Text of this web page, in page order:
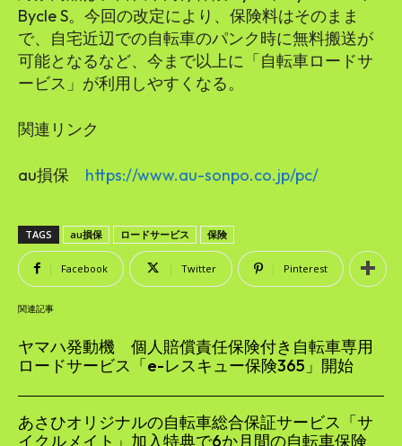
Bycle S。今回の改定により、保険料はそのまま
で、自宅近辺での自転車のパンク時に無料搬送が
可能となるなど、今まで以上に「自転車ロードサ
ービス」が利用しやすくなる。
関連リンク
au損保 https://www.au-sonpo.co.jp/pc/
TAGS au損保 ロードサービス 保険
Facebook Twitter Pinterest
関連記事
ヤマハ発動機 個人賠償責任保険付き自転車専用
ロードサービス「e-レスキュー保険365」開始
あさひオリジナルの自転車総合保証サービス「サ
イクルメイト」加入特典で6か月間の自転車保険